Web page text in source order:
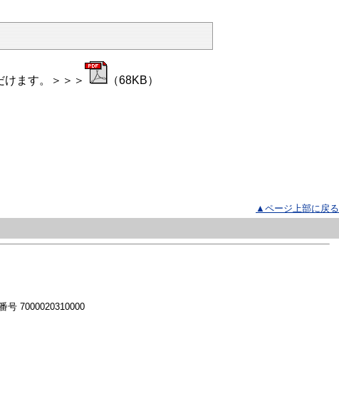
ます。＞＞＞ （68KB）
▲ページ上部に戻る
号 7000020310000